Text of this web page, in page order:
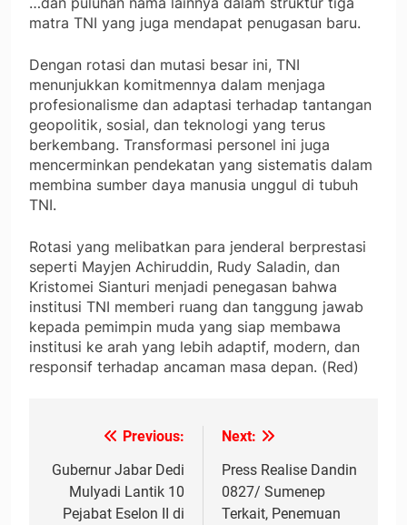
matra TNI yang juga mendapat penugasan baru.
Dengan rotasi dan mutasi besar ini, TNI
menunjukkan komitmennya dalam menjaga
profesionalisme dan adaptasi terhadap tantangan
geopolitik, sosial, dan teknologi yang terus
berkembang. Transformasi personel ini juga
mencerminkan pendekatan yang sistematis dalam
membina sumber daya manusia unggul di tubuh
TNI.
Rotasi yang melibatkan para jenderal berprestasi
seperti Mayjen Achiruddin, Rudy Saladin, dan
Kristomei Sianturi menjadi penegasan bahwa
institusi TNI memberi ruang dan tanggung jawab
kepada pemimpin muda yang siap membawa
institusi ke arah yang lebih adaptif, modern, dan
responsif terhadap ancaman masa depan. (Red)
Navigasi
pos
Previous:
Gubernur Jabar Dedi
Mulyadi Lantik 10
Pejabat Eselon II di
Next:
Press Realise Dandin
0827/ Sumenep
Terkait, Penemuan